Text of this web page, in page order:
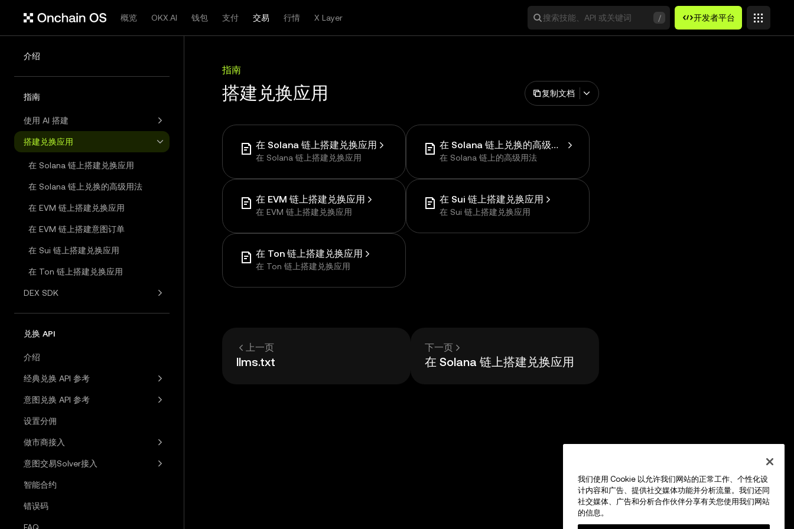
概览 OKX.AI 钱包 支付 交易 行情 X Layer 搜索技能、API 或关键词 / 开发者平台
介绍
指南
使用 AI 搭建
搭建兑换应用
在 Solana 链上搭建兑换应用
在 Solana 链上兑换的高级用法
在 EVM 链上搭建兑换应用
在 EVM 链上搭建意图订单
在 Sui 链上搭建兑换应用
在 Ton 链上搭建兑换应用
DEX SDK
兑换 API
介绍
经典兑换 API 参考
意图兑换 API 参考
设置分佣
做市商接入
意图交易Solver接入
智能合约
错误码
指南
搭建兑换应用 复制文档
在 Solana 链上搭建兑换应用
在 Solana 链上搭建兑换应用
在 Solana 链上兑换的高级用法
在 Solana 链上的高级用法
在 EVM 链上搭建兑换应用
在 EVM 链上搭建兑换应用
在 Sui 链上搭建兑换应用
在 Sui 链上搭建兑换应用
在 Ton 链上搭建兑换应用
在 Ton 链上搭建兑换应用
上一页
llms.txt
下一页
在 Solana 链上搭建兑换应用
我们使用 Cookie 以允许我们网站的正常工作、个性化设
计内容和广告、提供社交媒体功能并分析流量。我们还同
社交媒体、广告和分析合作伙伴分享有关您使用我们网站
的信息。